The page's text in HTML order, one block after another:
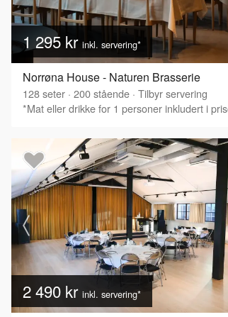
1 295 kr inkl. servering*
Norrøna House - Naturen Brasserie
128seter · 200stående · Tilbyr servering
*Mat eller drikke for 1 personer inkludert i
2 490 kr inkl. servering*